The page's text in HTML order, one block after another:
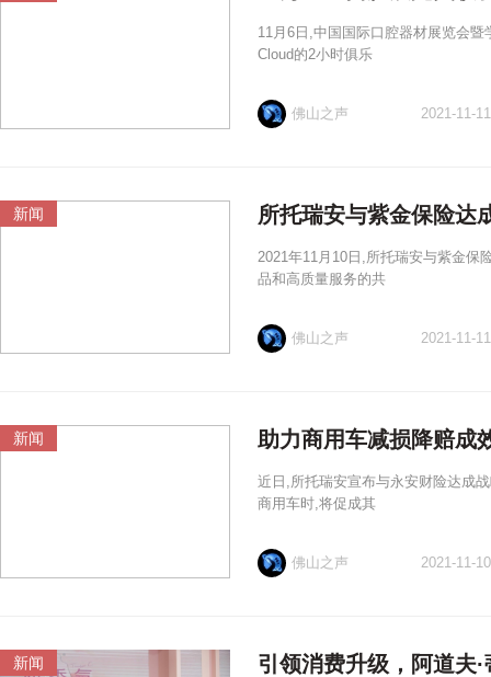
11月6日,中国国际口腔器材展览会
Cloud的2小时俱乐
佛山之声 2021-11-11
新闻 所托瑞安与紫金保险达
2021年11月10日,所托瑞安与紫金保
品和高质量服务的共
佛山之声 2021-11-11
新闻 助力商用车减损降赔成
近日,所托瑞安宣布与永安财险达成
商用车时,将促成其
佛山之声 2021-11-10
新闻 引领消费升级，阿道夫